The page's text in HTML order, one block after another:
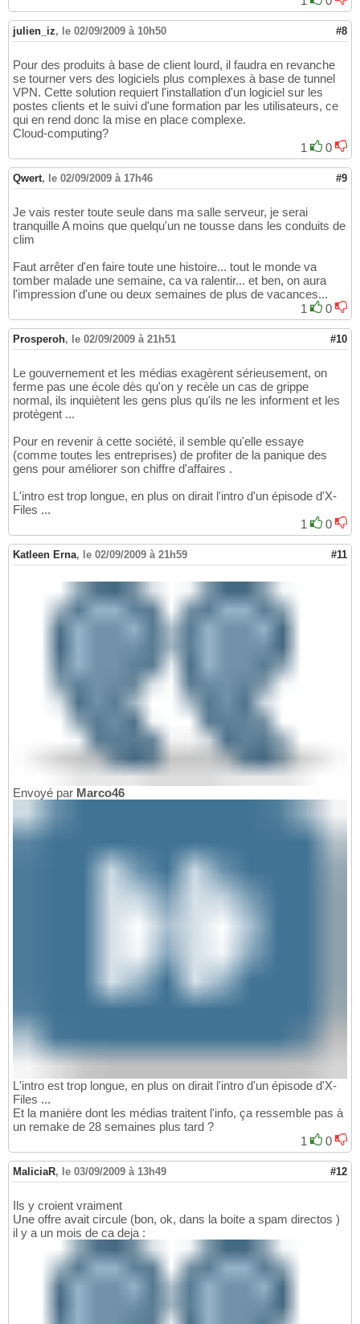
julien_iz, le 02/09/2009 à 10h50 #8
Pour des produits à base de client lourd, il faudra en revanche
se tourner vers des logiciels plus complexes à base de tunnel
VPN. Cette solution requiert l'installation d'un logiciel sur les
postes clients et le suivi d'une formation par les utilisateurs, ce
qui en rend donc la mise en place complexe.
Cloud-computing?
1
0
Qwert, le 02/09/2009 à 17h46 #9
Je vais rester toute seule dans ma salle serveur, je serai
tranquille A moins que quelqu'un ne tousse dans les conduits de
clim
Faut arrêter d'en faire toute une histoire... tout le monde va
tomber malade une semaine, ca va ralentir... et ben, on aura
l'impression d'une ou deux semaines de plus de vacances...
1
0
Prosperoh, le 02/09/2009 à 21h51 #10
Le gouvernement et les médias exagèrent sérieusement, on
ferme pas une école dès qu'on y recèle un cas de grippe
normal, ils inquiètent les gens plus qu'ils ne les informent et les
protègent ...
Pour en revenir à cette société, il semble qu'elle essaye
(comme toutes les entreprises) de profiter de la panique des
gens pour améliorer son chiffre d'affaires .
L'intro est trop longue, en plus on dirait l'intro d'un épisode d'X-
Files ...
1
0
Katleen Erna, le 02/09/2009 à 21h59 #11
Envoyé par Marco46
L'intro est trop longue, en plus on dirait l'intro d'un épisode d'X-
Files ...
Et la manière dont les médias traitent l'info, ça ressemble pas à
un remake de 28 semaines plus tard ?
1
0
MaliciaR, le 03/09/2009 à 13h49 #12
Ils y croient vraiment
Une offre avait circule (bon, ok, dans la boite a spam directos )
il y a un mois de ca deja :